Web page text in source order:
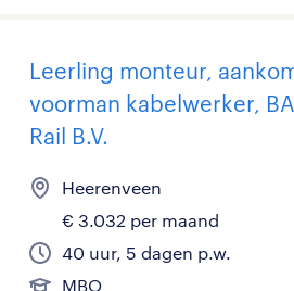
Leerling monteur,
voorman kabelwerker,
Rail B.V.
Heerenveen
€ 3.032 per maand
40 uur, 5 dagen p.w.
MBO